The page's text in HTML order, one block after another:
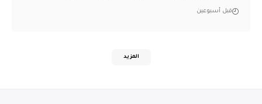
قبل أسبوعين
المزيد